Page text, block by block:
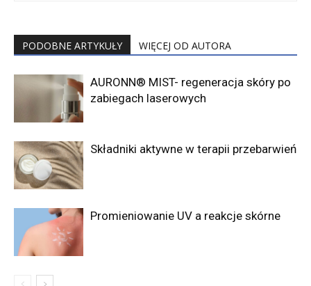
PODOBNE ARTYKUŁY WIĘCEJ OD AUTORA
AURONN® MIST- regeneracja skóry po
zabiegach laserowych
Składniki aktywne w terapii przebarwień
Promieniowanie UV a reakcje skórne